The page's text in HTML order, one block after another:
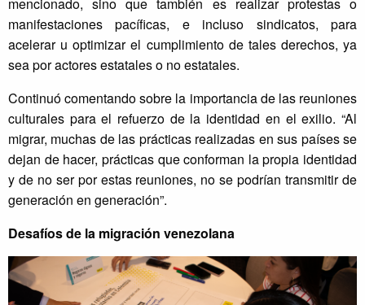
mencionado, sino que también es realizar protestas o
manifestaciones pacíficas, e incluso sindicatos, para
acelerar u optimizar el cumplimiento de tales derechos, ya
sea por actores estatales o no estatales.
Continuó comentando sobre la importancia de las reuniones
culturales para el refuerzo de la identidad en el exilio. “Al
migrar, muchas de las prácticas realizadas en sus países se
dejan de hacer, prácticas que conforman la propia identidad
y de no ser por estas reuniones, no se podrían transmitir de
generación en generación”.
Desafíos de la migración venezolana